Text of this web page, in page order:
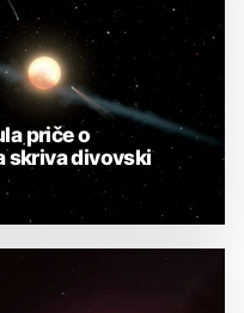
priče o
skriva divovski